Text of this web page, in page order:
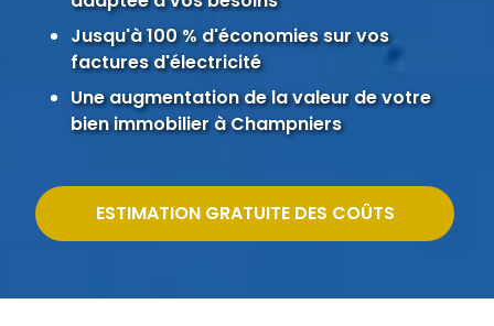
Jusqu'à 100 % d'économies sur vos
factures d'électricité
Une augmentation de la valeur de votre
bien immobilier à Champniers
ESTIMATION GRATUITE DES COÛTS